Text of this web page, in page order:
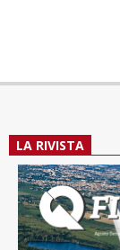
LA RIVISTA